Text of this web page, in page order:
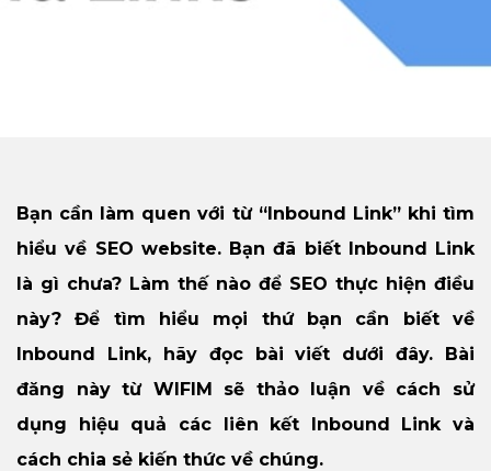
Bạn cần làm quen với từ “Inbound Link” khi tìm
hiểu về SEO website. Bạn đã biết Inbound Link
là gì chưa? Làm thế nào để SEO thực hiện điều
này? Để tìm hiểu mọi thứ bạn cần biết về
Inbound Link, hãy đọc bài viết dưới đây. Bài
đăng này từ WIFIM sẽ thảo luận về cách sử
dụng hiệu quả các liên kết Inbound Link và
cách chia sẻ kiến thức về chúng.